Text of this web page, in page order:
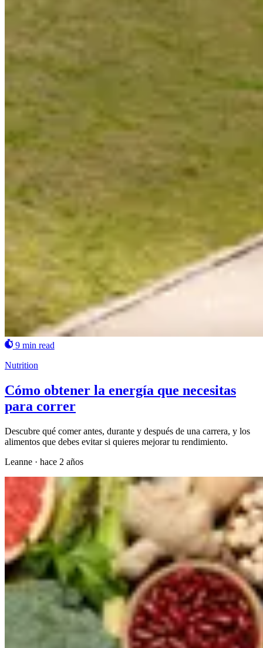
9 min read
Nutrition
Cómo obtener la energía que necesitas
para correr
Descubre qué comer antes, durante y después de una carrera, y los
alimentos que debes evitar si quieres mejorar tu rendimiento.
Leanne · hace 2 años